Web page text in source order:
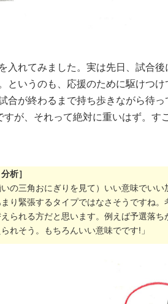
入れてみました。実は先日、試合
というのも、応援のために駆けつ
合が終わるまで持ち歩きながら待
が、それって絶対に重いはず。す
析］
いの三角おにぎりを見て）いい意味でい
り緊張するタイプではなさそうですね
られる方だと思います。例えば予選落ち
れそう。もちろんいい意味でです!」